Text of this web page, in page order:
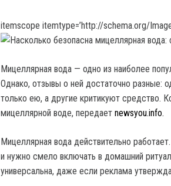
itemscope itemtype=’http://schema.org/
Мицеллярная вода — одно из наиболее
Однако, отзывы о ней достаточно разные:
только ею, а другие критикуют средство.
мицеллярной воде, передает newsyou.info.
Мицеллярная вода действительно
и нужно смело включать в домашний
универсальна, даже если реклама